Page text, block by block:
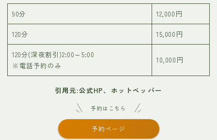
90分 12,000円
120分 15,000円
120分(深夜割引)2:00～5:00
※電話予約のみ
10,000円
引用元:公式HP、ホットペッパー
予約はこちら
予約ページ